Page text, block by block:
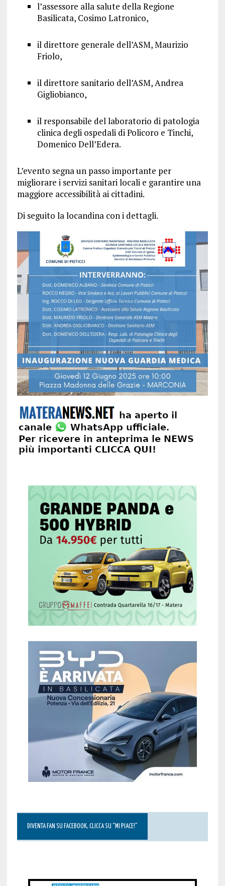
l’assessore alla salute della Regione
Basilicata, Cosimo Latronico,
il direttore generale dell’ASM, Maurizio
Friolo,
il direttore sanitario dell’ASM, Andrea
Gigliobianco,
il responsabile del laboratorio di patologia
clinica degli ospedali di Policoro e Tinchi,
Domenico Dell’Edera.
L’evento segna un passo importante per
migliorare i servizi sanitari locali e garantire una
maggiore accessibilità ai cittadini.
Di seguito la locandina con i dettagli.
DIVENTA FAN SU FACEBOOK, CLICCA SU “MI PIACE!”